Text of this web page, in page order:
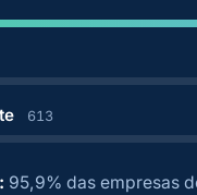
613
95,9% das empresas